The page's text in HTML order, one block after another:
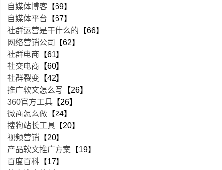
自媒体博客 【69】
自媒体平台 【67】
社群运营是干什么的 【66】
网络营销公司
【62】
社群电商 【61】
社交电商 【60】
社群裂变 【42】
推广软文怎么写 【26】
360官方工具 【26】
微商怎么做 【24】
搜狗站长工具 【20】
视频营销 【20】
产品软文推广方案 【19】
百度百科 【17】